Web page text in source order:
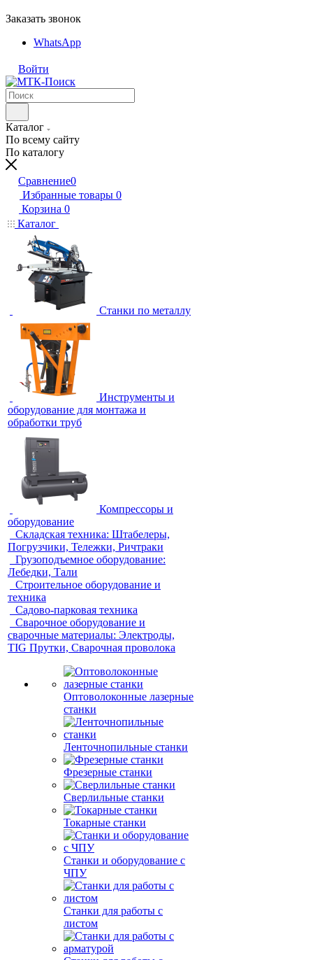
Заказать звонок
WhatsApp
Войти
Каталог
По всему сайту
По каталогу
Сравнение0
Избранные товары 0
Корзина 0
Каталог
Станки по металлу
Инструменты и
оборудование для монтажа и
обработки труб
Компрессоры и
оборудование
Складская техника: Штабелеры,
Погрузчики, Тележки, Ричтраки
Грузоподъемное оборудование:
Лебедки, Тали
Строительное оборудование и
техника
Садово-парковая техника
Сварочное оборудование и
сварочные материалы: Электроды,
TIG Прутки, Сварочная проволока
Оптоволоконные лазерные
станки
Ленточнопильные станки
Фрезерные станки
Сверлильные станки
Токарные станки
Станки и оборудование с
ЧПУ
Станки для работы с
листом